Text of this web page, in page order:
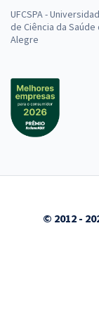
UFCSPA -
de Ciência da
Alegre
© 2012 -